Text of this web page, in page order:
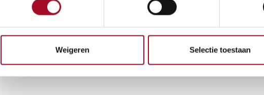
Weigeren Selectie toestaan